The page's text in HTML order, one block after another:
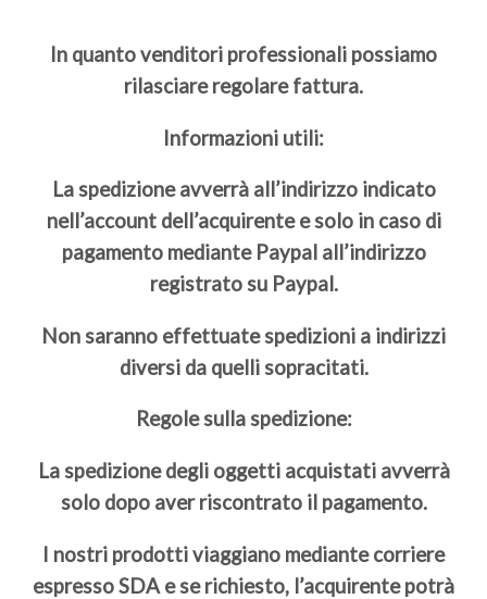
In quanto venditori professionali possiamo
rilasciare regolare fattura.
Informazioni utili:
La spedizione avverrà all’indirizzo indicato
nell’account dell’acquirente e solo in caso di
pagamento mediante Paypal all’indirizzo
registrato su Paypal.
Non saranno effettuate spedizioni a indirizzi
diversi da quelli sopracitati.
Regole sulla spedizione:
La spedizione degli oggetti acquistati avverrà
solo dopo aver riscontrato il pagamento.
I nostri prodotti viaggiano mediante corriere
espresso SDA e se richiesto, l’acquirente potrà